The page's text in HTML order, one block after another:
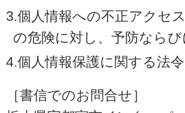
3.個人情報への不正アクセ
の危険に対し、予防なら
4.個人情報保護に関する法
［書信でのお問合せ］